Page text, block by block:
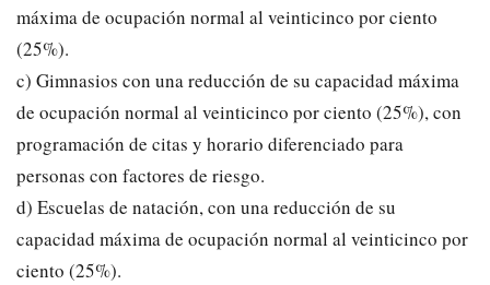
máxima de ocupación normal al veinticinco por ciento
(25%).
c) Gimnasios con una reducción de su capacidad máxima
de ocupación normal al veinticinco por ciento (25%), con
programación de citas y horario diferenciado para
personas con factores de riesgo.
d) Escuelas de natación, con una reducción de su
capacidad máxima de ocupación normal al veinticinco por
ciento (25%).